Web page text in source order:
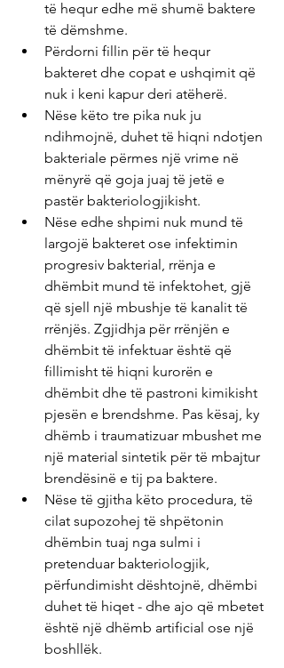
të hequr edhe më shumë baktere
të dëmshme.
Përdorni fillin për të hequr
bakteret dhe copat e ushqimit që
nuk i keni kapur deri atëherë.
Nëse këto tre pika nuk ju
ndihmojnë, duhet të hiqni ndotjen
bakteriale përmes një vrime në
mënyrë që goja juaj të jetë e
pastër bakteriologjikisht.
Nëse edhe shpimi nuk mund të
largojë bakteret ose infektimin
progresiv bakterial, rrënja e
dhëmbit mund të infektohet, gjë
që sjell një mbushje të kanalit të
rrënjës. Zgjidhja për rrënjën e
dhëmbit të infektuar është që
fillimisht të hiqni kurorën e
dhëmbit dhe të pastroni kimikisht
pjesën e brendshme. Pas kësaj, ky
dhëmb i traumatizuar mbushet me
një material sintetik për të mbajtur
brendësinë e tij pa baktere.
Nëse të gjitha këto procedura, të
cilat supozohej të shpëtonin
dhëmbin tuaj nga sulmi i
pretenduar bakteriologjik,
përfundimisht dështojnë, dhëmbi
duhet të hiqet - dhe ajo që mbetet
është një dhëmb artificial ose një
boshllëk.